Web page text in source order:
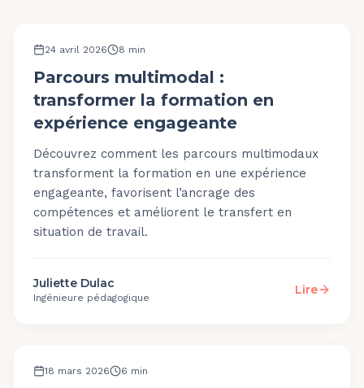
MÉTHODOLOGIE
24 avril 2026 8 min
Parcours multimodal :
transformer la formation en
expérience engageante
Découvrez comment les parcours multimodaux
transforment la formation en une expérience
engageante, favorisent l’ancrage des
compétences et améliorent le transfert en
situation de travail.
Juliette Dulac
Ingénieure pédagogique
Lire
MÉTHODOLOGIE
18 mars 2026 6 min